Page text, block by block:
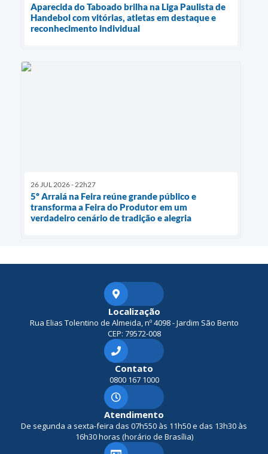
Aparecida do Taboado brilha na Liga Paulista de
Handebol com vitórias, atletas em destaque e
reconhecimento individual
26 JUL 2026 - 22h27
5º Arraiá na Feira reúne grande público e
transforma a Feira do Produtor em um
verdadeiro cenário de tradição e alegria
Localização
Rua Elias Tolentino de Almeida, nº 4098 - Jardim São Bento
CEP: 79572-008
Contato
0800 167 1000
Atendimento
De segunda a sexta-feira das 07h550 às 11h50 e das 13h30 às
16h30 horas (horário de Brasília)